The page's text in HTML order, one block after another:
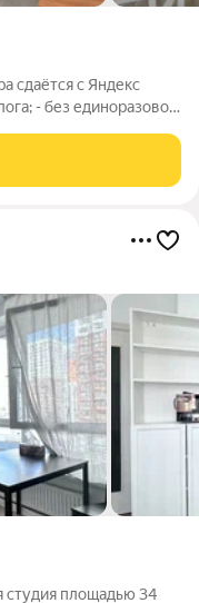
сдаётся с Яндекс
- без единоразовой
онлайн это так
студия площадью 34